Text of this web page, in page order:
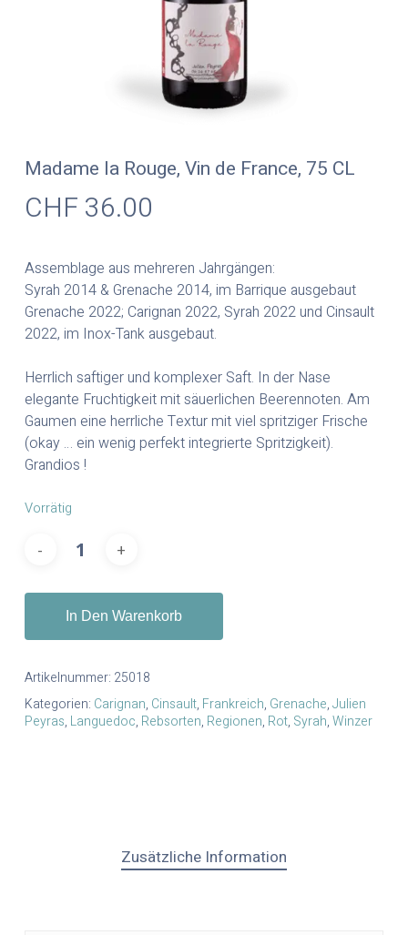
Madame la Rouge, Vin de France, 75 CL
CHF 36.00
Assemblage aus mehreren Jahrgängen:
Syrah 2014 & Grenache 2014, im Barrique ausgebaut
Grenache 2022; Carignan 2022, Syrah 2022 und Cinsault
2022, im Inox-Tank ausgebaut.
Herrlich saftiger und komplexer Saft. In der Nase
elegante Fruchtigkeit mit säuerlichen Beerennoten. Am
Gaumen eine herrliche Textur mit viel spritziger Frische
(okay … ein wenig perfekt integrierte Spritzigkeit).
Grandios !
Vorrätig
In Den Warenkorb
Artikelnummer: 25018
Kategorien: Carignan, Cinsault, Frankreich, Grenache,Julien
Peyras, Languedoc, Rebsorten, Regionen, Rot, Syrah,Winzer
Zusätzliche Information